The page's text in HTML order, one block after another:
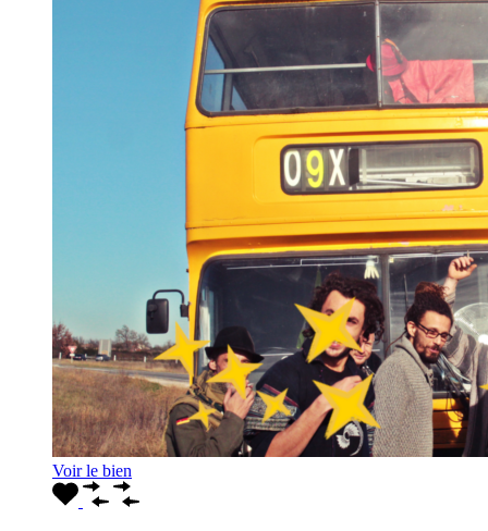
Voir le bien